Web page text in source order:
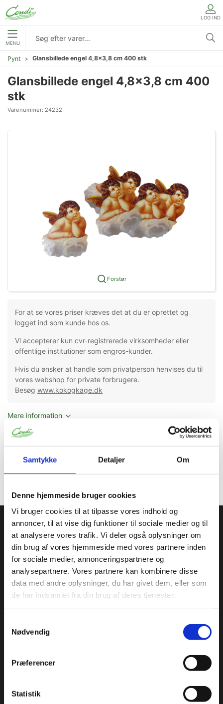
Samtykke Detaljer Om
Denne hjemmeside bruger cookies
Vi bruger cookies til at tilpasse vores indhold og
annoncer, til at vise dig funktioner til sociale medier og til
at analysere vores trafik. Vi deler også oplysninger om
din brug af vores hjemmeside med vores partnere inden
for sociale medier, annonceringspartnere og
analysepartnere. Vores partnere kan kombinere disse
data med andre oplysninger, du har givet dem, eller som
de har indsamlet fra din brug af deres tjenester.
Nødvendig
Præferencer
Statistik
LOG IND
MENU
Pynt Glansbillede engel 4,8x3,8 cm 400 stk
Glansbillede engel 4,8x3,8 cm 400
stk
Varenummer: 24232
Forstør
For at se vores priser kræves det at du er oprettet og
logget ind som kunde hos os.
Vi accepterer kun cvr-registrerede virksomheder eller
offentlige institutioner som engros-kunder.
Hvis du ønsker at handle som privatperson henvises du til
vores webshop for private forbrugere.
Besøg www.kokogkage.dk
Mere information
Condi ApS
Condi leverer idag et bredt sortiment af
conditorivarer/emballage til Konditorier, Konfekture, Hotel &
Restaurationsbranchen.
Roskildevej 30, 2620 Albertslund
info@condi.dk
CVR 38233165
Aluminiumsforme